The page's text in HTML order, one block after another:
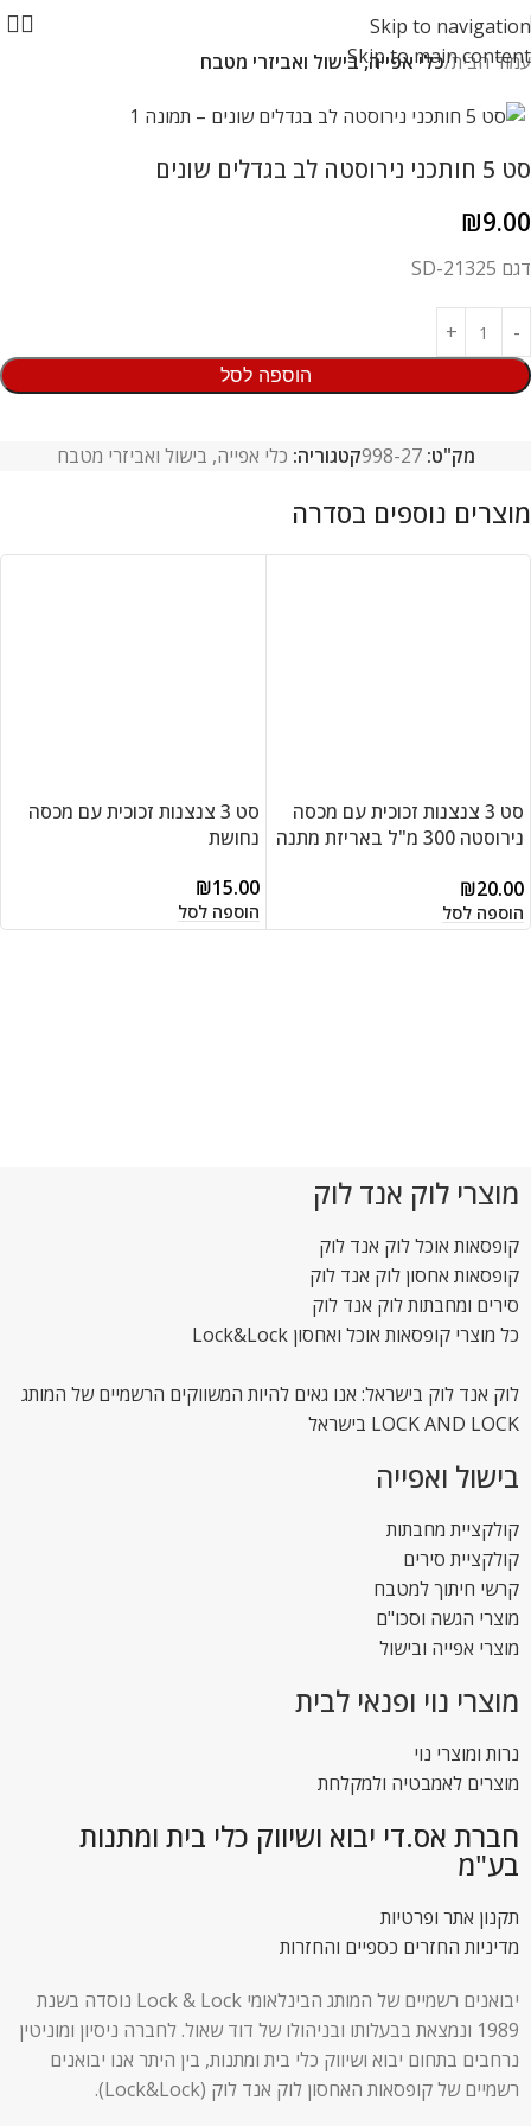
Skip to navigation
Skip to main content
עמוד הבית כלי אפייה, בישול ואביזרי מטבח
סט 5 חותכני נירוסטה לב בגדלים שונים
₪9.00
דגם SD-21325
הוספה לסל
מק"ט:998-27קטגוריה: כלי אפייה, בישול ואביזרי מטבח
סט 3 צנצנות זכוכית עם מכסה
נירוסטה 300 מ"ל באריזת מתנה
₪20.00
הוספה לסל
סט 3 צנצנות זכוכית עם מכסה
נחושת
₪15.00
הוספה לסל
מוצרי לוק אנד לוק
קופסאות אוכל לוק אנד לוק
קופסאות אחסון לוק אנד לוק
סירים ומחבתות לוק אנד לוק
כל מוצרי קופסאות אוכל ואחסון Lock&Lock
לוק אנד לוק בישראל: אנו גאים להיות המשווקים הרשמיים של המותג
LOCK AND LOCK בישראל
בישול ואפייה
קולקציית מחבתות
קולקציית סירים
קרשי חיתוך למטבח
מוצרי הגשה וסכו"ם
מוצרי אפייה ובישול
מוצרי נוי ופנאי לבית
נרות ומוצרי נוי
מוצרים לאמבטיה ולמקלחת
חברת אס.די יבוא ושיווק כלי בית ומתנות
בע"מ
תקנון אתר ופרטיות
מדיניות החזרים כספיים והחזרות
יבואנים רשמיים של המותג הבינלאומי Lock & Lock נוסדה בשנת
1989 ונמצאת בבעלותו ובניהולו של דוד שאול. לחברה ניסיון ומוניטין
נרחבים בתחום יבוא ושיווק כלי בית ומתנות, בין היתר אנו יבואנים
רשמיים של קופסאות האחסון לוק אנד לוק (Lock&Lock).